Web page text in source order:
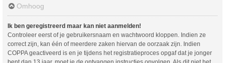
Omhoog
Ik ben geregistreerd maar kan niet aanmelden!
Controleer eerst of je gebruikersnaam en wachtwoord kloppen. Indien ze
correct zijn, kan één of meerdere zaken hiervan de oorzaak zijn. Indien
COPPA geactiveerd is en je tijdens het registratieproces opgaf dat je jonger